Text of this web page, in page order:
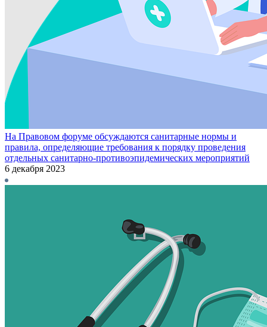
На Правовом форуме обсуждаются санитарные нормы и
правила, определяющие требования к порядку проведения
отдельных санитарно-противоэпидемических мероприятий
6 декабря 2023